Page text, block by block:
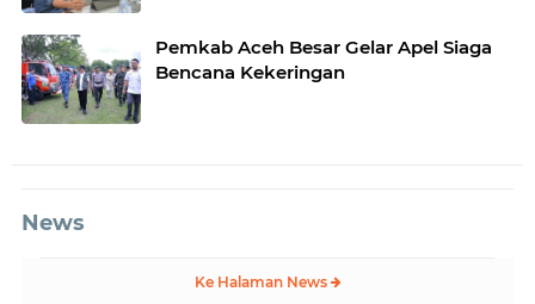
Pemkab Aceh Besar Gelar Apel Siaga
Bencana Kekeringan
News
Ke Halaman News